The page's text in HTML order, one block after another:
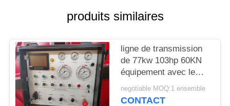
SITE
PRIVACY
POLICY
produits similaires
ligne de transmission
de 77kw 103hp 60KN
équipement avec le
nombre de 7
cannelures
negotiable MOQ:1 ensemble
CONTACT